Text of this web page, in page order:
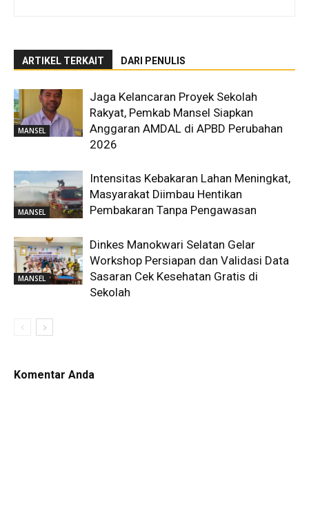
ARTIKEL TERKAIT DARI PENULIS
MANSEL
Jaga Kelancaran Proyek Sekolah
Rakyat, Pemkab Mansel Siapkan
Anggaran AMDAL di APBD Perubahan
2026
MANSEL
Intensitas Kebakaran Lahan Meningkat,
Masyarakat Diimbau Hentikan
Pembakaran Tanpa Pengawasan
MANSEL
Dinkes Manokwari Selatan Gelar
Workshop Persiapan dan Validasi Data
Sasaran Cek Kesehatan Gratis di
Sekolah
Komentar Anda